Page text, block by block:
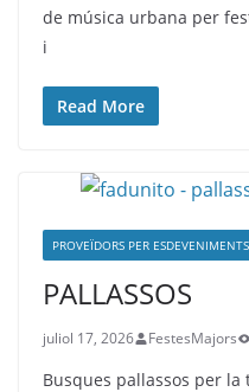
de música urbana per
i
Read More
PROVEÏDORS PER ESDEVENIMENTS
PALLASSOS
juliol 17, 2026 FestesMajors
Busques pallassos per